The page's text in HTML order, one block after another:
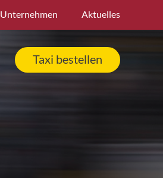
Aktuelles
Unternehmen
Taxi bestellen